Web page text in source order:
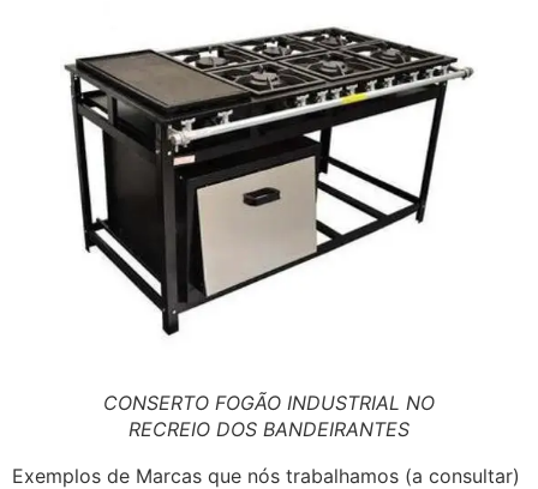
CONSERTO FOGÃO INDUSTRIAL NO
RECREIO DOS BANDEIRANTES
Exemplos de Marcas que nós trabalhamos (a consultar)